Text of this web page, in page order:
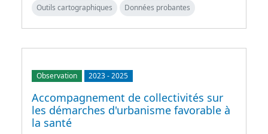
Outils cartographiques Données probantes
Observation 2023-2025
Accompagnement de collectivités sur
les démarches d'urbanisme favorable à
la santé